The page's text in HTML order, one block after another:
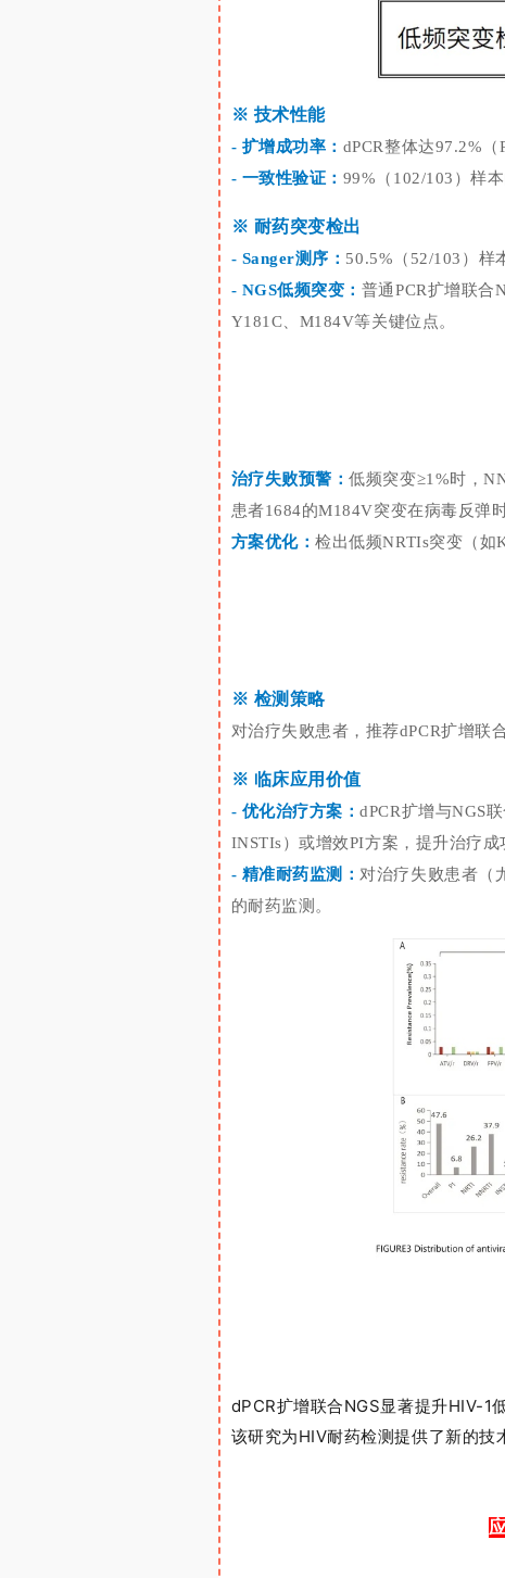
※ 技术性能
- 扩增成功率： dPCR整体达97.2%（
- 一致性验证： 99%（102/103）样
※ 耐药突变检出
- Sanger测序： 50.5%（52/103）样
- NGS低频突变： 普通PCR扩增联合
Y181C、M184V等关键位点。
治疗失败预警：低频突变≥1%时，
患者1684的M184V突变在病毒反弹
方案优化：检出低频NRTIs突变（如
※ 检测策略
对治疗失败患者，推荐dPCR扩增联
※ 临床应用价值
- 优化治疗方案：dPCR扩增与NGS
INSTIs）或增效PI方案 ， 提升治疗成
- 精准耐药监测： 对治疗失败患者（
的耐药监测。
dPCR扩增联合NGS显著提升HIV-1
该研究为HIV耐药检测提供了新的技